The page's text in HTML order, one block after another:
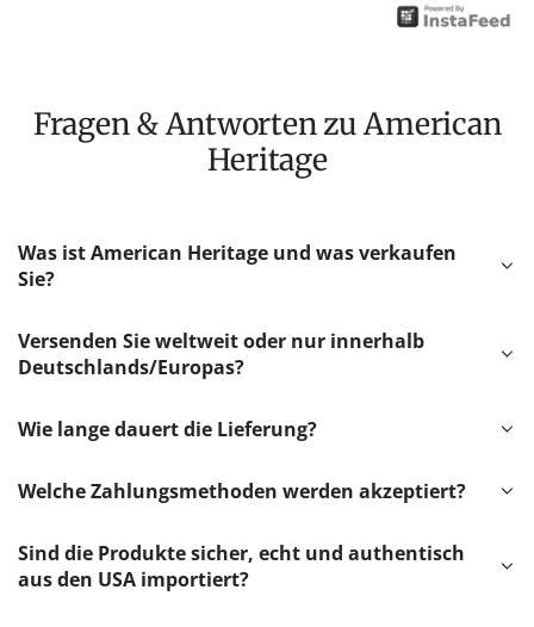
Fragen & Antworten zu American
Heritage
Was ist American Heritage und was verkaufen
Sie?
Versenden Sie weltweit oder nur innerhalb
Deutschlands/Europas?
Wie lange dauert die Lieferung?
Welche Zahlungsmethoden werden akzeptiert?
Sind die Produkte sicher, echt und authentisch
aus den USA importiert?